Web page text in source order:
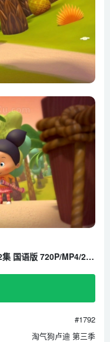
儿童动画片《淘气狗卢迪》第三季全52集 国语版 720P/MP4/2.42G 百度云网盘下载
#1792
淘气狗卢迪 第三季